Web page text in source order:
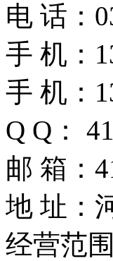
电 话：
手 机：
手 机：
Q Q：
邮 箱：
地 址：
经营范